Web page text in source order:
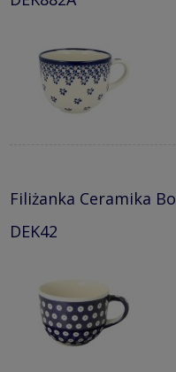
Filiżanka Ceramika
DEK42